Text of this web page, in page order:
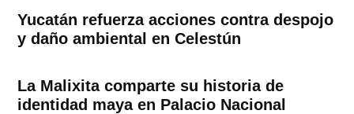
Yucatán refuerza acciones contra despojo
y daño ambiental en Celestún
La Malixita comparte su historia de
identidad maya en Palacio Nacional